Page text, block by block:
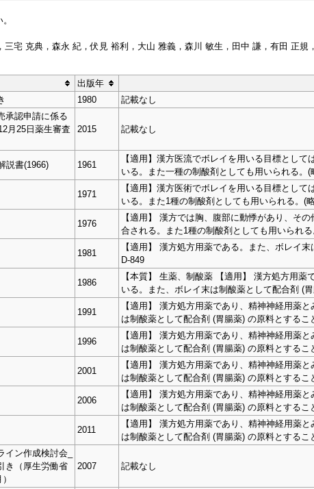
宅 克典，森永 紀，伏見 裕利，大山 雅義，森川 敏生，田中 謙，有田 正
出版年
1980 記載なし
承認申請に係る
月25日薬生審査
2015 記載なし
説書(1966) 1961
【適用】漢方医流でボレイを用いる目標とし
いる。また一種の制酸剤としても用いられる。(
1971
【適用】漢方医術でボレイを用いる目標とし
いる。また1種の制酸剤としても用いられる。(
1976
【適用】 漢方では胸、腹部に動悸があり、そ
合される。また1種の制酸剤としても用いられ
1981
【適用】 漢方処方用薬である。また、ボレイ
D-849
1986
【本質】 生薬、制酸薬 【適用】 漢方処方用
いる。また、ボレイ末は制酸薬として配合剤 (
1991
【適用】 漢方処方用薬であり、精神神経用薬
は制酸薬として配合剤 (胃腸薬) の原料とする
1996
【適用】 漢方処方用薬であり、精神神経用薬
は制酸薬として配合剤 (胃腸薬) の原料とする
2001
【適用】 漢方処方用薬であり、精神神経用薬
は制酸薬として配合剤 (胃腸薬) の原料とする
2006
【適用】 漢方処方用薬であり、精神神経用薬
は制酸薬として配合剤 (胃腸薬) の原料とする
2011
【適用】 漢方処方用薬であり、精神神経用薬
は制酸薬として配合剤 (胃腸薬) の原料とする
ン作成検討会_
き（厚生労働省
2007 記載なし